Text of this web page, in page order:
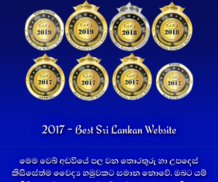
2017 - Best Sri Lankan Website
මෙම වෙබ් අඩවියේ පල වන තොරතුරු හා උපදෙස්
කිසිසේත්ම වෛද්‍ය හමුවකට සමාන නොවේ. ඔබට යම්